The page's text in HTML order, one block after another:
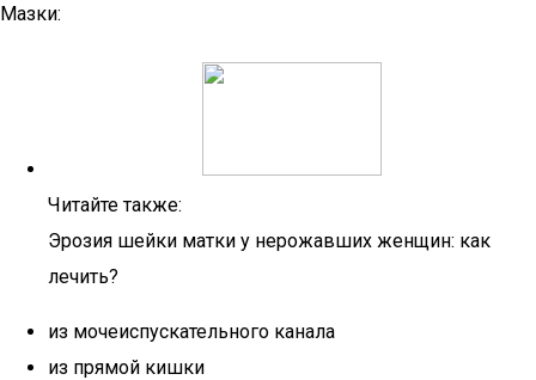
Мазки:
Читайте также:
Эрозия шейки матки у нерожавших женщин: как
лечить?
из мочеиспускательного канала
из прямой кишки